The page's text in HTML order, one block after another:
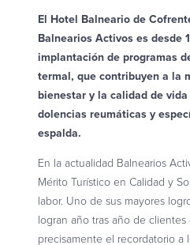
El Hotel Balneario de
Balnearios Activos es desde
implantación de programas
termal, que contribuyen a la
bienestar y la calidad de
dolencias reumáticas y
espalda.
En la actualidad Balnearios
Mérito Turístico en Calidad y
labor. Uno de sus mayores
logran año tras año de
precisamente el recordatorio